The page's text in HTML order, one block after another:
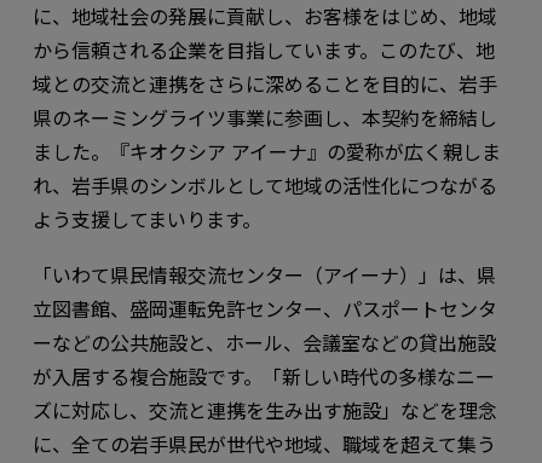
に、地域社会の発展に貢献し、お客様をはじめ、地域
から信頼される企業を目指しています。このたび、地
域との交流と連携をさらに深めることを目的に、岩手
県のネーミングライツ事業に参画し、本契約を締結し
ました。『キオクシア アイーナ』の愛称が広く親しま
れ、岩手県のシンボルとして地域の活性化につながる
よう支援してまいります。
「いわて県民情報交流センター（アイーナ）」は、県
立図書館、盛岡運転免許センター、パスポートセンタ
ーなどの公共施設と、ホール、会議室などの貸出施設
が入居する複合施設です。「新しい時代の多様なニー
ズに対応し、交流と連携を生み出す施設」などを理念
に、全ての岩手県民が世代や地域、職域を超えて集う